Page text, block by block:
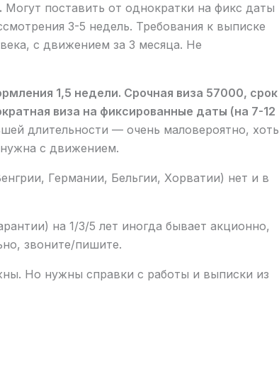
Могут поставить от однократки на фикс даты
3-5 недель. Требования к выписке
с движением за 3 месяца. Не
1,5 недели. Срочная виза 57000, срок
виза на фиксированные даты (на 7-12
длительности — очень маловероятно, хоть
с движением.
Германии, Бельгии, Хорватии) нет и в
на 1/3/5 лет иногда бывает акционно,
звоните/пишите.
Но нужны справки с работы и выписки из